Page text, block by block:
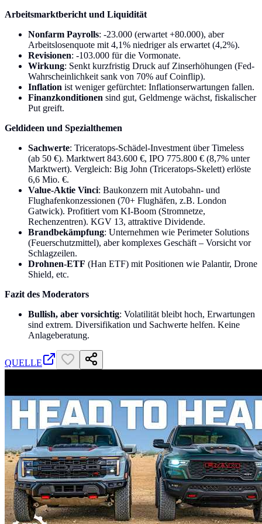
Arbeitsmarktbericht und Liquidität
Nonfarm Payrolls: -23.000 (erwartet +80.000), aber
Arbeitslosenquote mit 4,1% niedriger als erwartet (4,2%).
Revisionen: -103.000 für die Vormonate.
Wirkung: Senkt kurzfristig Druck auf Zinserhöhungen (Fed-
Wahrscheinlichkeit sank von 70% auf Coinflip).
Inflation ist weniger gefürchtet: Inflationserwartungen fallen.
Finanzkonditionen sind gut, Geldmenge wächst, fiskalischer
Put greift.
Geldideen und Spezialthemen
Sachwerte: Triceratops-Schädel-Investment über Timeless
(ab 50 €). Marktwert 843.600 €, IPO 775.800 € (8,7% unter
Marktwert). Vergleich: Big John (Triceratops-Skelett) erlöste
6,6 Mio. €.
Value-Aktie Vinci: Baukonzern mit Autobahn- und
Flughafenkonzessionen (70+ Flughäfen, z.B. London
Gatwick). Profitiert vom KI-Boom (Stromnetze,
Rechenzentren). KGV 13, attraktive Dividende.
Brandbekämpfung: Unternehmen wie Perimeter Solutions
(Feuerschutzmittel), aber komplexes Geschäft – Vorsicht vor
Schlagzeilen.
Drohnen-ETF (Han ETF) mit Positionen wie Palantir, Drone
Shield, etc.
Fazit des Moderators
Bullish, aber vorsichtig: Volatilität bleibt hoch, Erwartungen
sind extrem. Diversifikation und Sachwerte helfen. Keine
Anlageberatung.
QUELLE